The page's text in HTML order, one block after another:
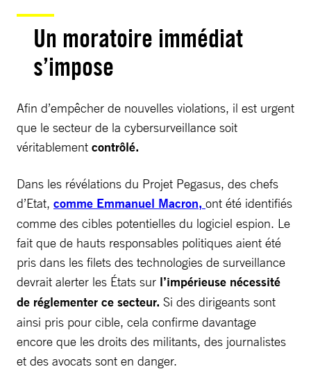
Un moratoire immédiat
s’impose
Afin d’empêcher de nouvelles violations, il est urgent
que le secteur de la cybersurveillance soit
véritablement contrôlé.
Dans les révélations du Projet Pegasus, des chefs
d’Etat, comme Emmanuel Macron, ont été identifiés
comme des cibles potentielles du logiciel espion. Le
fait que de hauts responsables politiques aient été
pris dans les filets des technologies de surveillance
devrait alerter les États sur l’impérieuse nécessité
de réglementer ce secteur. Si des dirigeants sont
ainsi pris pour cible, cela confirme davantage
encore que les droits des militants, des journalistes
et des avocats sont en danger.